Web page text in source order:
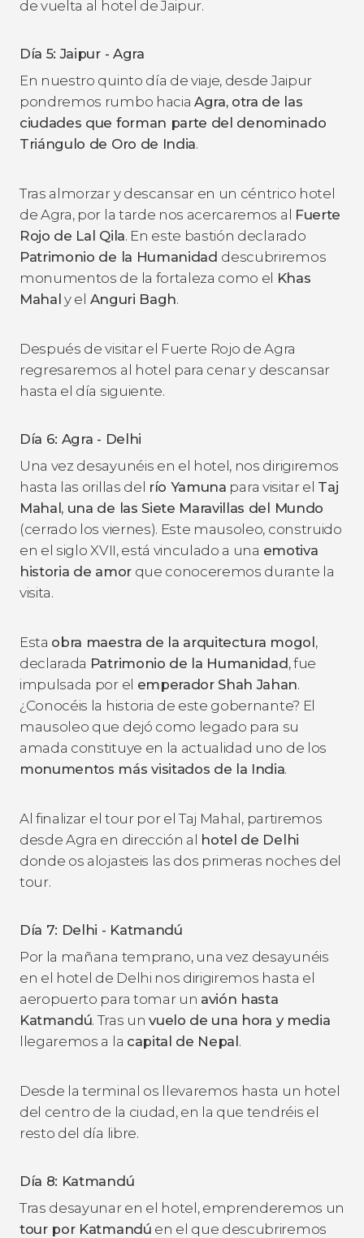
de vuelta al hotel de Jaipur.
Día 5: Jaipur - Agra
En nuestro quinto día de viaje, desde Jaipur
pondremos rumbo hacia Agra, otra de las
ciudades que forman parte del denominado
Triángulo de Oro de India.
Tras almorzar y descansar en un céntrico hotel
de Agra, por la tarde nos acercaremos al Fuerte
Rojo de Lal Qila. En este bastión declarado
Patrimonio de la Humanidad descubriremos
monumentos de la fortaleza como el Khas
Mahal y el Anguri Bagh.
Después de visitar el Fuerte Rojo de Agra
regresaremos al hotel para cenar y descansar
hasta el día siguiente.
Día 6: Agra - Delhi
Una vez desayunéis en el hotel, nos dirigiremos
hasta las orillas del río Yamuna para visitar el Taj
Mahal, una de las Siete Maravillas del Mundo
(cerrado los viernes). Este mausoleo, construido
en el siglo XVII, está vinculado a una emotiva
historia de amorque conoceremos durante la
visita.
Esta obra maestra de la arquitectura mogol,
declarada Patrimonio de la Humanidad, fue
impulsada por el emperador Shah Jahan.
¿Conocéis la historia de este gobernante? El
mausoleo que dejó como legado para su
amada constituye en la actualidad uno de los
monumentos más visitados de la India.
Al finalizar el tour por el Taj Mahal, partiremos
desde Agra en dirección al hotel de Delhi
donde os alojasteis las dos primeras noches del
tour.
Día 7: Delhi - Katmandú
Por la mañana temprano, una vez desayunéis
en el hotel de Delhi nos dirigiremos hasta el
aeropuerto para tomar un avión hasta
Katmandú. Tras unvuelo de una hora y media
llegaremos a la capital de Nepal.
Desde la terminal os llevaremos hasta un hotel
del centro de la ciudad, en la que tendréis el
resto del día libre.
Día 8: Katmandú
Tras desayunar en el hotel, emprenderemos un
tour por Katmandú en el que descubriremos